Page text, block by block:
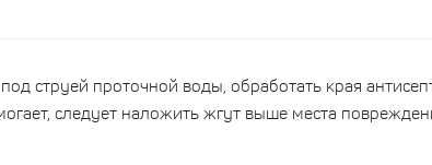
струей проточной воды, обработать края
следует наложить жгут выше места